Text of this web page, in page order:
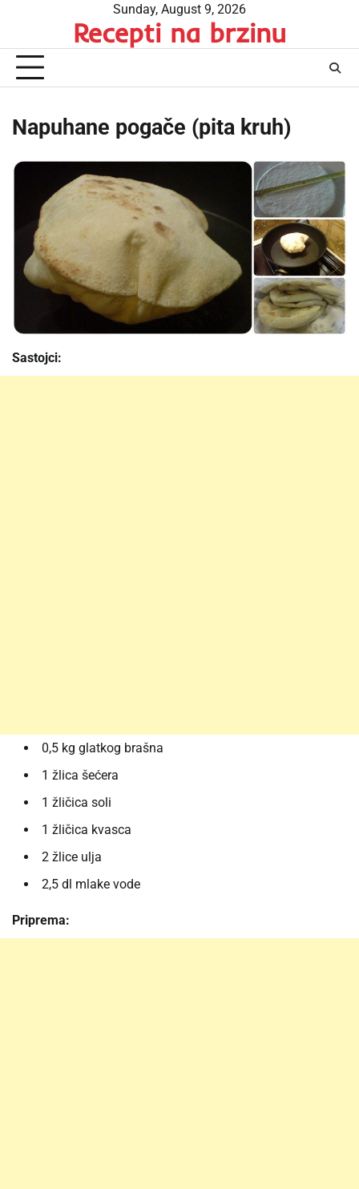
content
Sunday, August 9, 2026
Recepti na brzinu
Napuhane pogače (pita kruh)
Sastojci:
0,5 kg glatkog brašna
1 žlica šećera
1 žličica soli
1 žličica kvasca
2 žlice ulja
2,5 dl mlake vode
Priprema: